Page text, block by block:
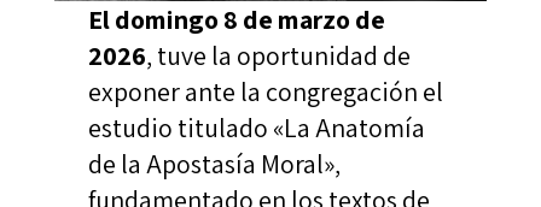
El domingo 8 de marzo de
2026, tuve la oportunidad de
exponer ante la congregación el
estudio titulado «La Anatomía
de la Apostasía Moral»,
fundamentado en los textos de